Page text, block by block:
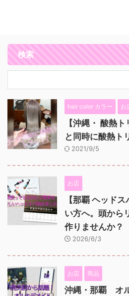
検索
hair color カラー お
【沖縄・ 酸熱
と同時に酸熱ト
2021/9/5
お店
【那覇 ヘッド
い方へ。頭から
作りませんか？
2026/6/3
お店 商品
沖縄・那覇 オ